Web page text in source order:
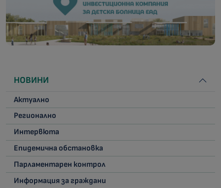
НОВИНИ
Актуално
Регионално
Интервюта
Епидемична обстановка
Парламентарен контрол
Информация за граждани